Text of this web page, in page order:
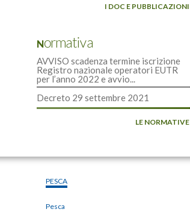
I DOC E PUBBLICAZIONI
Normativa
AVVISO scadenza termine iscrizione
Registro nazionale operatori EUTR
per l’anno 2022 e avvio...
Decreto 29 settembre 2021
LE NORMATIVE
PESCA
Pesca